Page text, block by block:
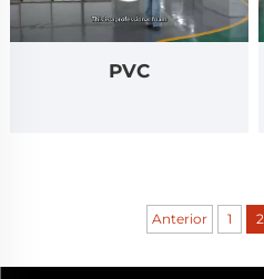
PVC
Anterior 1 2